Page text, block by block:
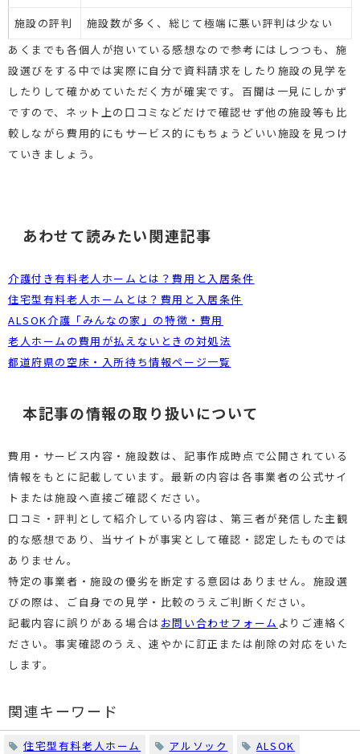
施設の評判
施設数が多く、総じて極端に悪い評判は少ない
あくまでも各個人が抱いている感想なので参考にはしつつも、施
設選びをする中では実際に自分で資料請求をしたり施設の見学を
したりして確かめていただく方が確実です。百聞は一見にしかず
ですので、ネット上の口コミなどだけで確認せず他の施設等も比
較しながら費用的にもサービス的にもちょうどいい施設を見つけ
ていきましょう。
あわせて読みたい関連記事
介護付き有料老人ホームとは？費用と入居条件
住宅型有料老人ホームとは？費用と入居条件
ALSOK介護「みんなの家」の特徴・費用
老人ホームの費用が払えないときの対処法
都道府県の空床・入所待ち情報ページ一覧
本記事の情報の取り扱いについて
費用・サービス内容・施設数は、記事作成時点で公開されている
情報をもとに記載しています。最新の内容は各事業者の公式サイ
トまたは施設へ直接ご確認ください。
口コミ・評判として紹介している内容は、第三者が発信した主観
的な感想であり、当サイトが事実として確認・認定したものでは
ありません。
特定の事業者・施設の優劣を断定する意図はありません。施設選
びの際は、ご自身での見学・比較のうえご判断ください。
記載内容に誤りがある場合は お問い合わせフォーム よりご連絡く
ださい。事実確認のうえ、速やかに訂正または削除の対応をいた
します。
関連キーワード
住宅型有料老人ホーム アルソック
ALSOK